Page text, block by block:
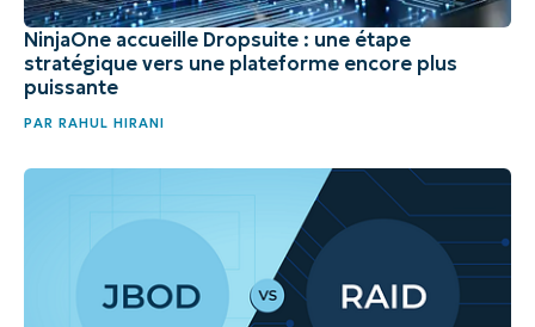
NinjaOne accueille Dropsuite : une étape
stratégique vers une plateforme encore plus
puissante
PAR RAHUL HIRANI